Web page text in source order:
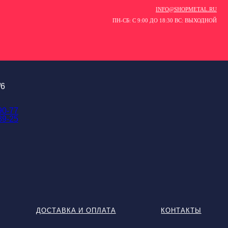
INFO@SHOPMETAL.RU
ПН-СБ: С 9:00 ДО 18:30 ВС: ВЫХОДНОЙ
77
25
ДОСТАВКА И ОПЛАТА КОНТАКТЫ